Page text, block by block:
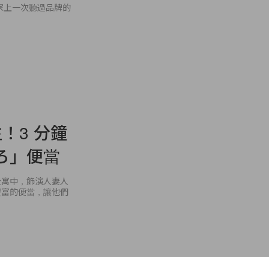
上一次聽過品牌的
3 分鐘
」便當
中，飾演人妻人
的便當，讓他們